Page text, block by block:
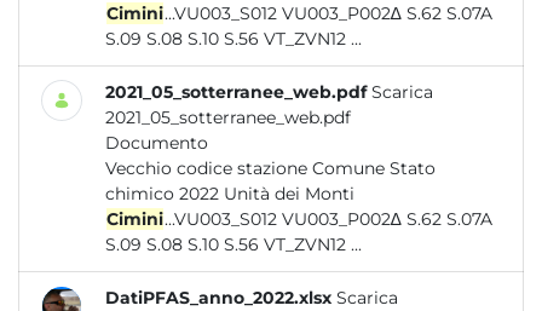
Cimini...VU003_S012 VU003_P002∆ S.62 S.07A
S.09 S.08 S.10 S.56 VT_ZVN12 ...
2021_05_sotterranee_web.pdf Scarica
2021_05_sotterranee_web.pdf
Documento
Vecchio codice stazione Comune Stato
chimico 2022 Unità dei Monti
Cimini...VU003_S012 VU003_P002∆ S.62 S.07A
S.09 S.08 S.10 S.56 VT_ZVN12 ...
DatiPFAS_anno_2022.xlsx Scarica